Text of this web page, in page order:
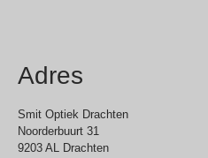
Adres
Smit Optiek Drachten
Noorderbuurt 31
9203 AL Drachten